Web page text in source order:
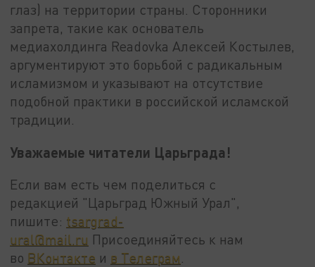
глаз) на территории страны. Сторонники
запрета, такие как основатель
медиахолдинга Readovka Алексей Костылев,
аргументируют это борьбой с радикальным
исламизмом и указывают на отсутствие
подобной практики в российской исламской
традиции.
Уважаемые читатели Царьграда!
Если вам есть чем поделиться с
редакцией "Царьград Южный Урал",
пишите: tsargrad-
ural@mail.ru Присоединяйтесь к нам
во ВКонтакте и в Телеграм